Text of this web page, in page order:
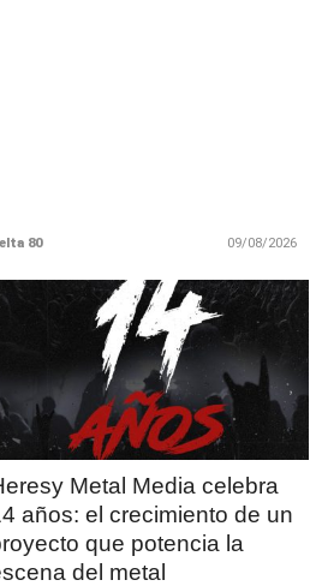
80 09/08/2026
LEER
MAS
Metal Media celebra
años: el crecimiento de un
que potencia la
del metal